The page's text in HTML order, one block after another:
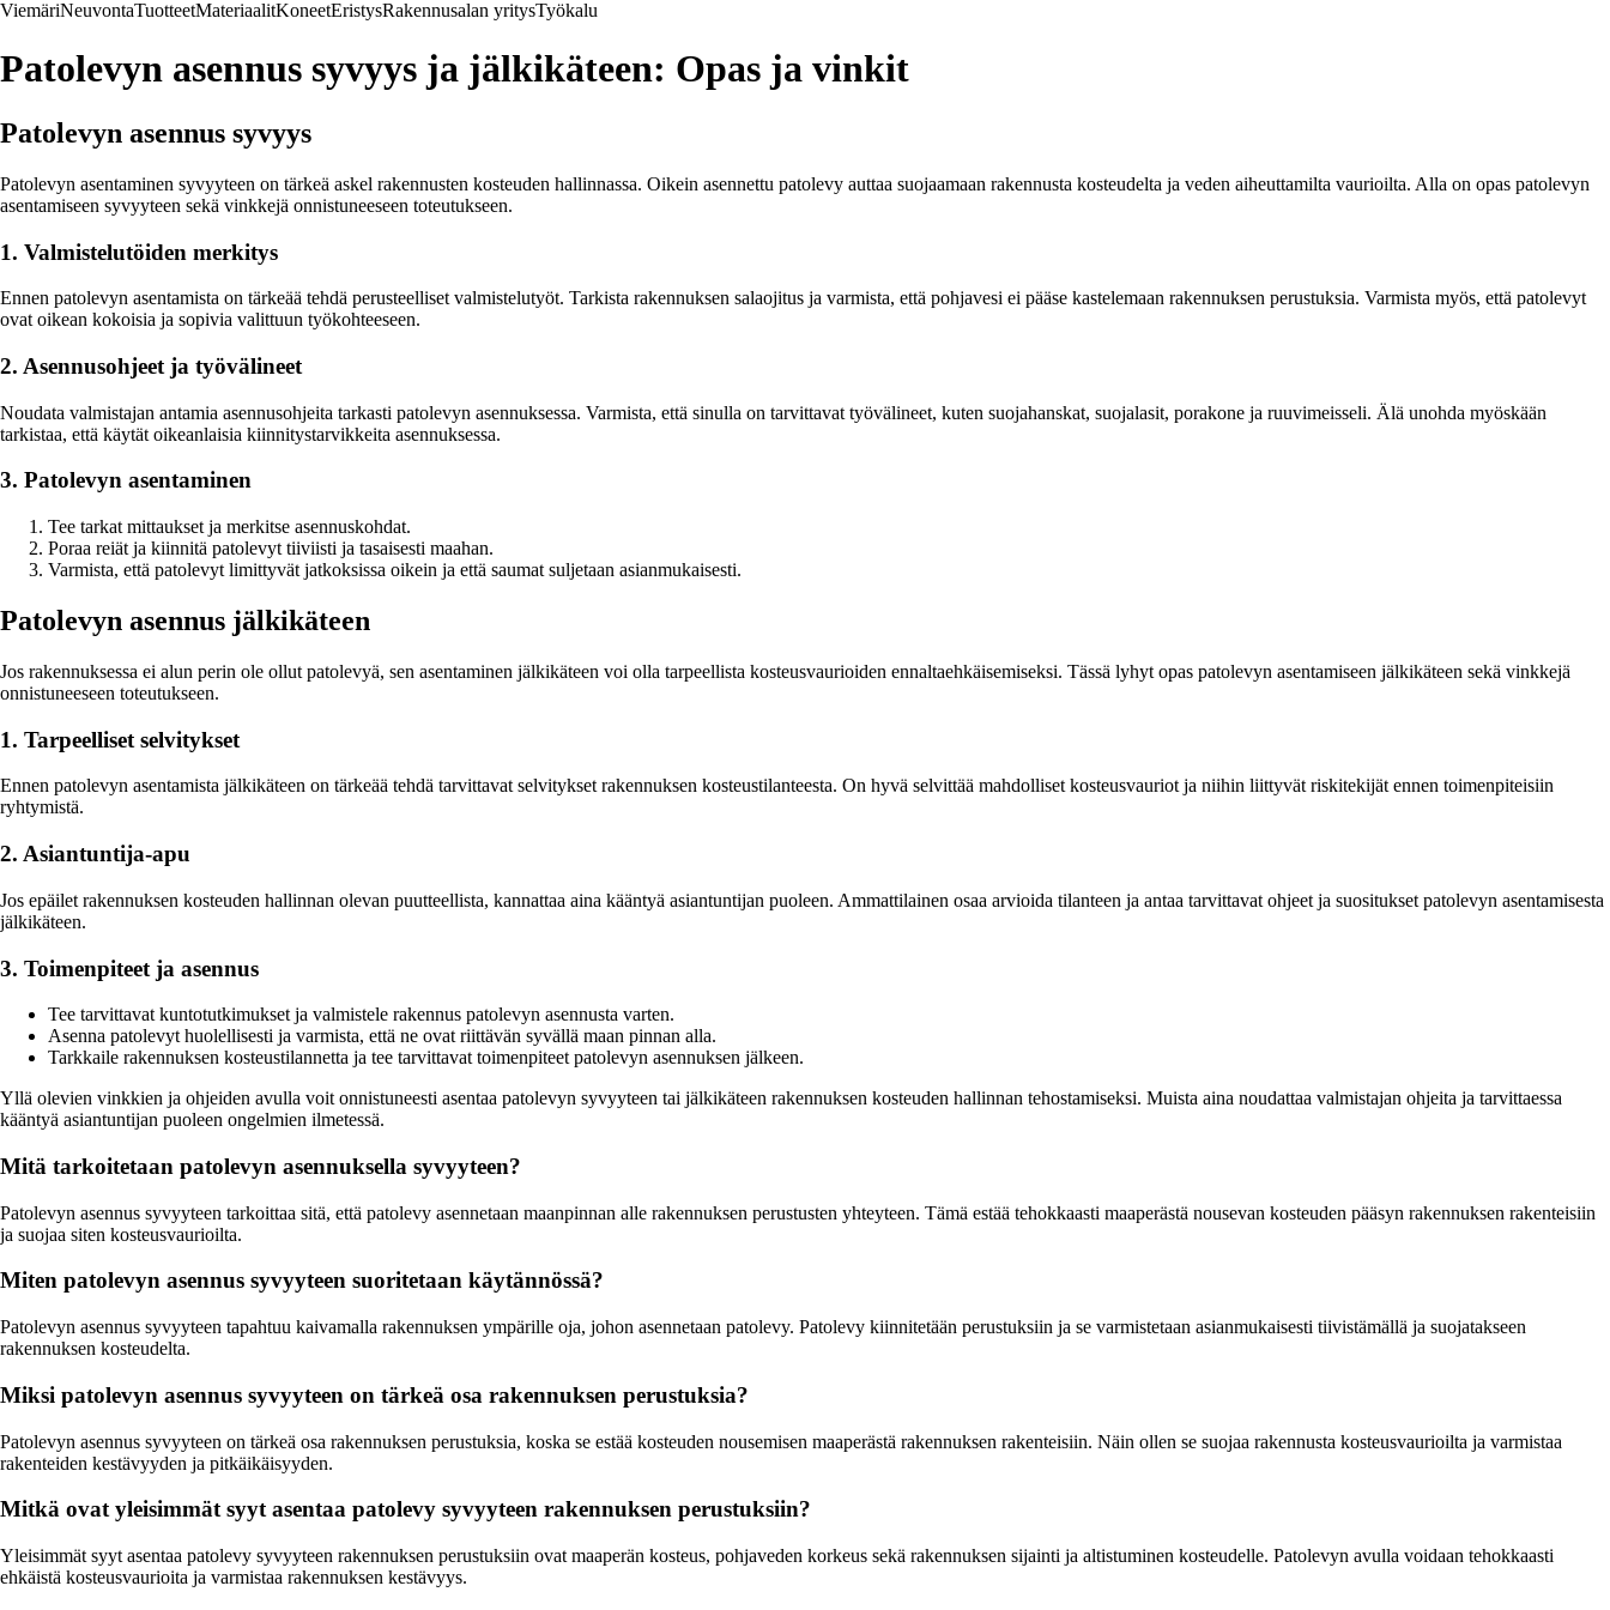
ViemäriNeuvontaTuotteetMateriaalitKoneetEristysRakennusalan yritysTyökalu
Patolevyn asennus syvyys ja jälkikäteen: Opas ja vinkit
Patolevyn asennus syvyys
Patolevyn asentaminen syvyyteen on tärkeä askel rakennusten kosteuden hallinnassa. Oikein asennettu patolevy auttaa suojaamaan rakennusta kosteudelta ja veden aiheuttamilta vaurioilta. Alla on opas patolevyn
asentamiseen syvyyteen sekä vinkkejä onnistuneeseen toteutukseen.
1. Valmistelutöiden merkitys
Ennen patolevyn asentamista on tärkeää tehdä perusteelliset valmistelutyöt. Tarkista rakennuksen salaojitus ja varmista, että pohjavesi ei pääse kastelemaan rakennuksen perustuksia. Varmista myös, että patolevyt
ovat oikean kokoisia ja sopivia valittuun työkohteeseen.
2. Asennusohjeet ja työvälineet
Noudata valmistajan antamia asennusohjeita tarkasti patolevyn asennuksessa. Varmista, että sinulla on tarvittavat työvälineet, kuten suojahanskat, suojalasit, porakone ja ruuvimeisseli. Älä unohda myöskään
tarkistaa, että käytät oikeanlaisia kiinnitystarvikkeita asennuksessa.
3. Patolevyn asentaminen
Tee tarkat mittaukset ja merkitse asennuskohdat.
Poraa reiät ja kiinnitä patolevyt tiiviisti ja tasaisesti maahan.
Varmista, että patolevyt limittyvät jatkoksissa oikein ja että saumat suljetaan asianmukaisesti.
Patolevyn asennus jälkikäteen
Jos rakennuksessa ei alun perin ole ollut patolevyä, sen asentaminen jälkikäteen voi olla tarpeellista kosteusvaurioiden ennaltaehkäisemiseksi. Tässä lyhyt opas patolevyn asentamiseen jälkikäteen sekä vinkkejä
onnistuneeseen toteutukseen.
1. Tarpeelliset selvitykset
Ennen patolevyn asentamista jälkikäteen on tärkeää tehdä tarvittavat selvitykset rakennuksen kosteustilanteesta. On hyvä selvittää mahdolliset kosteusvauriot ja niihin liittyvät riskitekijät ennen toimenpiteisiin
ryhtymistä.
2. Asiantuntija-apu
Jos epäilet rakennuksen kosteuden hallinnan olevan puutteellista, kannattaa aina kääntyä asiantuntijan puoleen. Ammattilainen osaa arvioida tilanteen ja antaa tarvittavat ohjeet ja suositukset patolevyn asentamisesta
jälkikäteen.
3. Toimenpiteet ja asennus
Tee tarvittavat kuntotutkimukset ja valmistele rakennus patolevyn asennusta varten.
Asenna patolevyt huolellisesti ja varmista, että ne ovat riittävän syvällä maan pinnan alla.
Tarkkaile rakennuksen kosteustilannetta ja tee tarvittavat toimenpiteet patolevyn asennuksen jälkeen.
Yllä olevien vinkkien ja ohjeiden avulla voit onnistuneesti asentaa patolevyn syvyyteen tai jälkikäteen rakennuksen kosteuden hallinnan tehostamiseksi. Muista aina noudattaa valmistajan ohjeita ja tarvittaessa
kääntyä asiantuntijan puoleen ongelmien ilmetessä.
Mitä tarkoitetaan patolevyn asennuksella syvyyteen?
Patolevyn asennus syvyyteen tarkoittaa sitä, että patolevy asennetaan maanpinnan alle rakennuksen perustusten yhteyteen. Tämä estää tehokkaasti maaperästä nousevan kosteuden pääsyn rakennuksen rakenteisiin
ja suojaa siten kosteusvaurioilta.
Miten patolevyn asennus syvyyteen suoritetaan käytännössä?
Patolevyn asennus syvyyteen tapahtuu kaivamalla rakennuksen ympärille oja, johon asennetaan patolevy. Patolevy kiinnitetään perustuksiin ja se varmistetaan asianmukaisesti tiivistämällä ja suojatakseen
rakennuksen kosteudelta.
Miksi patolevyn asennus syvyyteen on tärkeä osa rakennuksen perustuksia?
Patolevyn asennus syvyyteen on tärkeä osa rakennuksen perustuksia, koska se estää kosteuden nousemisen maaperästä rakennuksen rakenteisiin. Näin ollen se suojaa rakennusta kosteusvaurioilta ja varmistaa
rakenteiden kestävyyden ja pitkäikäisyyden.
Mitkä ovat yleisimmät syyt asentaa patolevy syvyyteen rakennuksen perustuksiin?
Yleisimmät syyt asentaa patolevy syvyyteen rakennuksen perustuksiin ovat maaperän kosteus, pohjaveden korkeus sekä rakennuksen sijainti ja altistuminen kosteudelle. Patolevyn avulla voidaan tehokkaasti
ehkäistä kosteusvaurioita ja varmistaa rakennuksen kestävyys.